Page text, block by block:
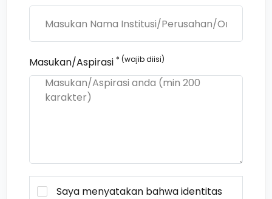
Masukan/Aspirasi * (wajib diisi)
Saya menyatakan bahwa identitas